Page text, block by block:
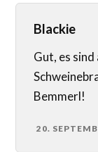
Blackie
Gut, es
Bemmerl!
20.